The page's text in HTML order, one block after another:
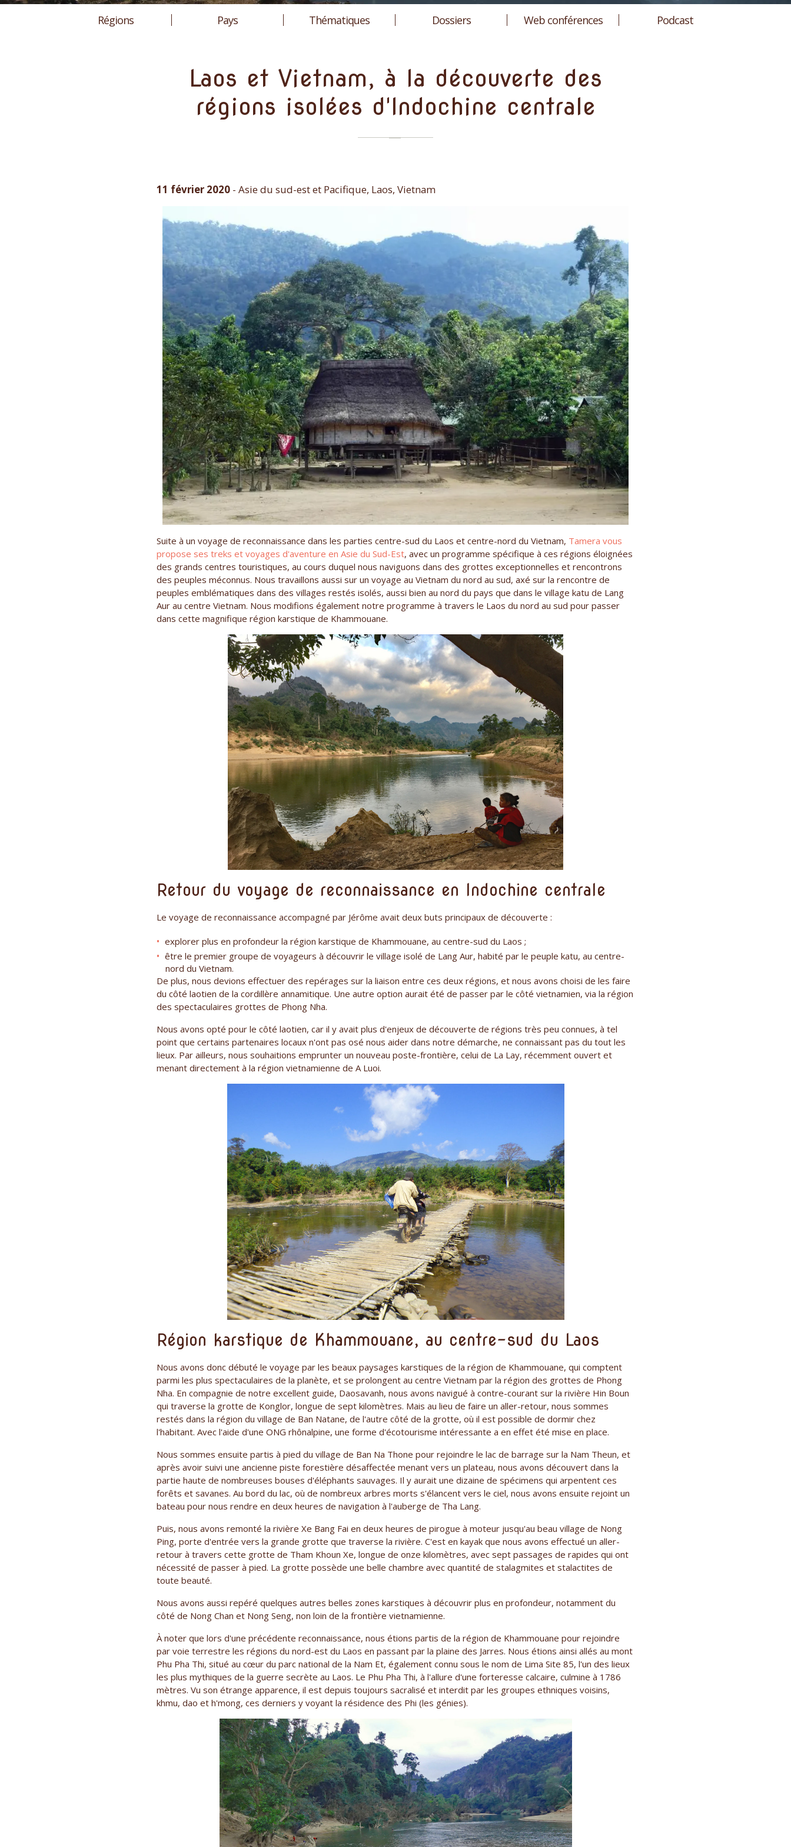
Régions Pays Thématiques Dossiers Web conférences Podcast
Laos et Vietnam, à la découverte des
régions isolées d'Indochine centrale
11 février 2020 - Asie du sud-est et Pacifique, Laos, Vietnam
Suite à un voyage de reconnaissance dans les parties centre-sud du Laos et centre-nord du Vietnam, Tamera vous
propose ses treks et voyages d'aventure en Asie du Sud-Est, avec un programme spécifique à ces régions éloignées
des grands centres touristiques, au cours duquel nous naviguons dans des grottes exceptionnelles et rencontrons
des peuples méconnus. Nous travaillons aussi sur un voyage au Vietnam du nord au sud, axé sur la rencontre de
peuples emblématiques dans des villages restés isolés, aussi bien au nord du pays que dans le village katu de Lang
Aur au centre Vietnam. Nous modifions également notre programme à travers le Laos du nord au sud pour passer
dans cette magnifique région karstique de Khammouane.
Retour du voyage de reconnaissance en Indochine centrale
Le voyage de reconnaissance accompagné par Jérôme avait deux buts principaux de découverte :
explorer plus en profondeur la région karstique de Khammouane, au centre-sud du Laos ;
être le premier groupe de voyageurs à découvrir le village isolé de Lang Aur, habité par le peuple katu, au centre-
nord du Vietnam.
De plus, nous devions effectuer des repérages sur la liaison entre ces deux régions, et nous avons choisi de les faire
du côté laotien de la cordillère annamitique. Une autre option aurait été de passer par le côté vietnamien, via la région
des spectaculaires grottes de Phong Nha.
Nous avons opté pour le côté laotien, car il y avait plus d'enjeux de découverte de régions très peu connues, à tel
point que certains partenaires locaux n'ont pas osé nous aider dans notre démarche, ne connaissant pas du tout les
lieux. Par ailleurs, nous souhaitions emprunter un nouveau poste-frontière, celui de La Lay, récemment ouvert et
menant directement à la région vietnamienne de A Luoi.
Région karstique de Khammouane, au centre-sud du Laos
Nous avons donc débuté le voyage par les beaux paysages karstiques de la région de Khammouane, qui comptent
parmi les plus spectaculaires de la planète, et se prolongent au centre Vietnam par la région des grottes de Phong
Nha. En compagnie de notre excellent guide, Daosavanh, nous avons navigué à contre-courant sur la rivière Hin Boun
qui traverse la grotte de Konglor, longue de sept kilomètres. Mais au lieu de faire un aller-retour, nous sommes
restés dans la région du village de Ban Natane, de l'autre côté de la grotte, où il est possible de dormir chez
l'habitant. Avec l'aide d'une ONG rhônalpine, une forme d'écotourisme intéressante a en effet été mise en place.
Nous sommes ensuite partis à pied du village de Ban Na Thone pour rejoindre le lac de barrage sur la Nam Theun, et
après avoir suivi une ancienne piste forestière désaffectée menant vers un plateau, nous avons découvert dans la
partie haute de nombreuses bouses d'éléphants sauvages. Il y aurait une dizaine de spécimens qui arpentent ces
forêts et savanes. Au bord du lac, où de nombreux arbres morts s'élancent vers le ciel, nous avons ensuite rejoint un
bateau pour nous rendre en deux heures de navigation à l'auberge de Tha Lang.
Puis, nous avons remonté la rivière Xe Bang Fai en deux heures de pirogue à moteur jusqu'au beau village de Nong
Ping, porte d'entrée vers la grande grotte que traverse la rivière. C'est en kayak que nous avons effectué un aller-
retour à travers cette grotte de Tham Khoun Xe, longue de onze kilomètres, avec sept passages de rapides qui ont
nécessité de passer à pied. La grotte possède une belle chambre avec quantité de stalagmites et stalactites de
toute beauté.
Nous avons aussi repéré quelques autres belles zones karstiques à découvrir plus en profondeur, notamment du
côté de Nong Chan et Nong Seng, non loin de la frontière vietnamienne.
À noter que lors d'une précédente reconnaissance, nous étions partis de la région de Khammouane pour rejoindre
par voie terrestre les régions du nord-est du Laos en passant par la plaine des Jarres. Nous étions ainsi allés au mont
Phu Pha Thi, situé au cœur du parc national de la Nam Et, également connu sous le nom de Lima Site 85, l'un des lieux
les plus mythiques de la guerre secrète au Laos. Le Phu Pha Thi, à l'allure d'une forteresse calcaire, culmine à 1786
mètres. Vu son étrange apparence, il est depuis toujours sacralisé et interdit par les groupes ethniques voisins,
khmu, dao et h'mong, ces derniers y voyant la résidence des Phi (les génies).